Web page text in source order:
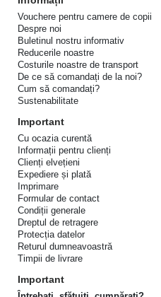
Vouchere pentru camere de copii
Despre noi
Buletinul nostru informativ
Reducerile noastre
Costurile noastre de transport
De ce să comandați de la noi?
Cum să comandați?
Sustenabilitate
Important
Cu ocazia curentă
Informații pentru clienți
Clienți elvețieni
Expediere și plată
Imprimare
Formular de contact
Condiții generale
Dreptul de retragere
Protecția datelor
Returul dumneavoastră
Timpii de livrare
Important